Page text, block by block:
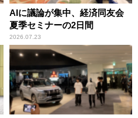
AIに議論が集中、経済同友会
夏季セミナーの2日間
2026.07.23